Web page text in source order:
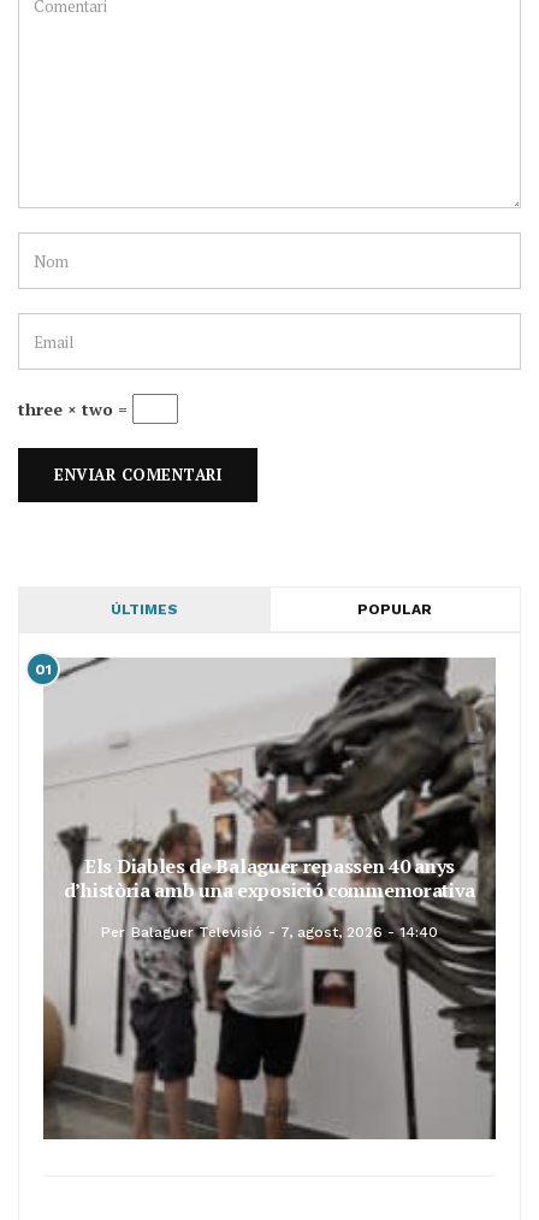
three × two =
ÚLTIMES POPULAR
01
Els Diables de Balaguer repassen 40 anys
d’història amb una exposició commemorativa
Per Balaguer Televisió 7, agost, 2026 - 14:40